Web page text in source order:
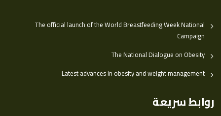
The official launch of the World Breastfeeding Week National
Campaign
The National Dialogue on Obesity
Latest advances in obesity and weight management
روابط سريعة